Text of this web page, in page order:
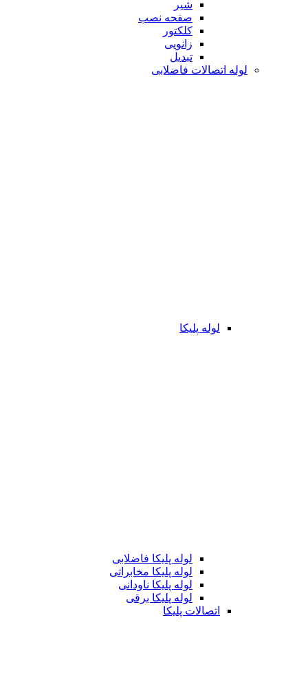
شیر
صفحه نصب
کلکتور
زانویی
تبدیل
لوله اتصالات فاضلابی
لوله پلیکا
لوله پلیکا فاضلابی
لوله پلیکا مخابراتی
لوله پلیکا ناودانی
لوله پلیکا برقی
اتصالات پلیکا